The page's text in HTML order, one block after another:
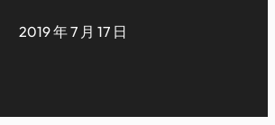
2019 年 7 月 17 日